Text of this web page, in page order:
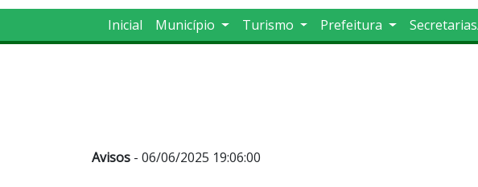
Inicial Município Turismo Prefeitura
Avisos - 06/06/2025 19:06:00